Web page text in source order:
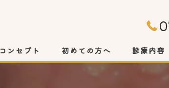
コンセプト 初めての方へ 診療内容